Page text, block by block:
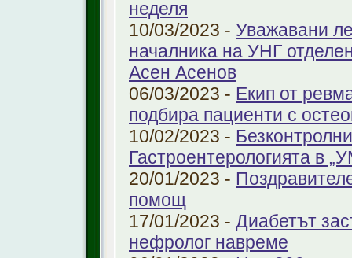
неделя
10/03/2023 - Уважавани
началника на УНГ
Асен Асенов
06/03/2023 - Екип от
подбира пациенти с
10/02/2023 -
Гастроентерологията в
20/01/2023 -
помощ
17/01/2023 - Диабетът
нефролог навреме